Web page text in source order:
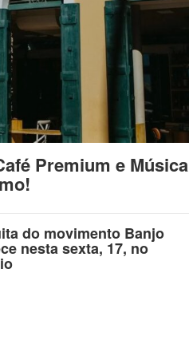
Premium e Música
do movimento Banjo
nesta sexta, 17, no